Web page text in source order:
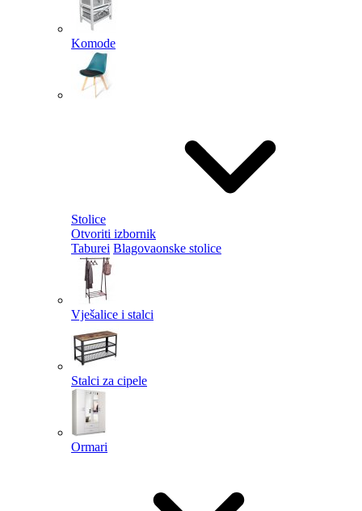
Komode
Stolice
Otvoriti izbornik
Taburei Blagovaonske stolice
Vješalice i stalci
Stalci za cipele
Ormari